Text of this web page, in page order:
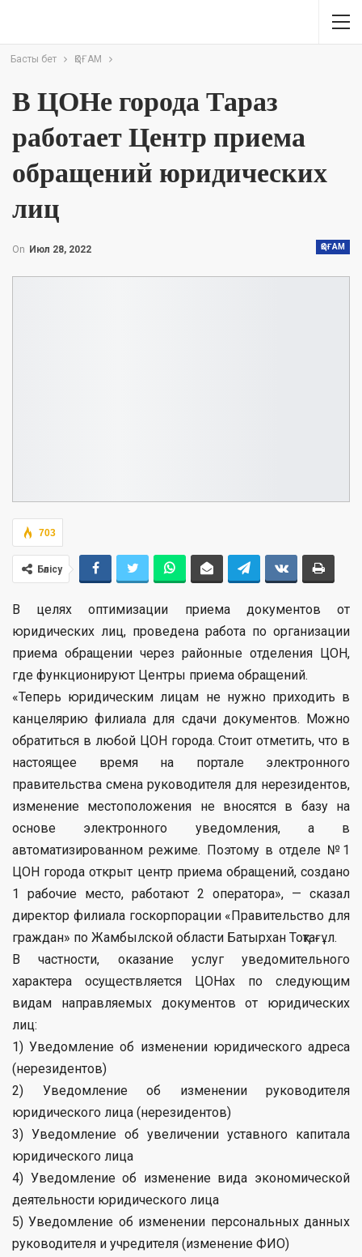
Басты бет ҚОҒАМ
В ЦОНе города Тараз
работает Центр приема
обращений юридических
лиц
ҚОҒАМ
On Июл 28, 2022
703
Бөлісу
В целях оптимизации приема документов от
юридических лиц, проведена работа по организации
приема обращении через районные отделения ЦОН,
где функционируют Центры приема обращений.
«Теперь юридическим лицам не нужно приходить в
канцелярию филиала для сдачи документов. Можно
обратиться в любой ЦОН города. Стоит отметить, что в
настоящее время на портале электронного
правительства смена руководителя для нерезидентов,
изменение местоположения не вносятся в базу на
основе электронного уведомления, а в
автоматизированном режиме. Поэтому в отделе №1
ЦОН города открыт центр приема обращений, создано
1 рабочие место, работают 2 оператора», — сказал
директор филиала госкорпорации «Правительство для
граждан» по Жамбылской области Батырхан Тоқтағұл.
В частности, оказание услуг уведомительного
характера осуществляется ЦОНах по следующим
видам направляемых документов от юридических
лиц:
1) Уведомление об изменении юридического адреса
(нерезидентов)
2) Уведомление об изменении руководителя
юридического лица (нерезидентов)
3) Уведомление об увеличении уставного капитала
юридического лица
4) Уведомление об изменение вида экономической
деятельности юридического лица
5) Уведомление об изменении персональных данных
руководителя и учредителя (изменение ФИО)